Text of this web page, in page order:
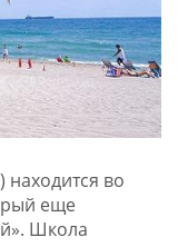
находится во
еще
Школа